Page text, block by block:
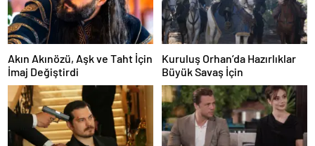
Akın Akınözü, Aşk ve Taht İçin
İmaj Değiştirdi
Kuruluş Orhan’da Hazırlıklar
Büyük Savaş İçin